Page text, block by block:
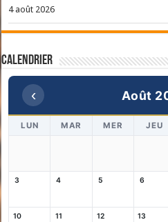
4 août 2026
Calendrier
‹ Août
LUN MAR MER JEU
3 4 5 6
10 11 12 13